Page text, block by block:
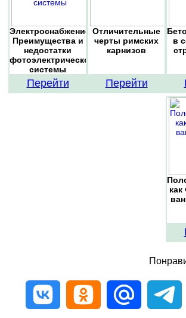
Электроснабжение.
Преимущества и
недостатки
фотоэлектрической
системы
Перейти
Отличительные
черты римских
карнизов
Перейти
в
как